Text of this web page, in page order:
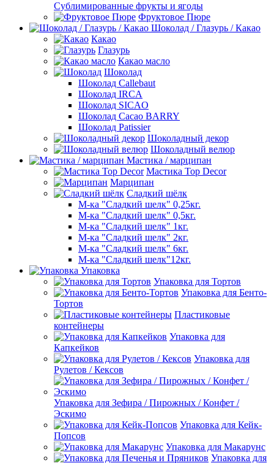
Сублимированные фрукты и ягоды
Фруктовое Пюре
Шоколад / Глазурь / Какао
Какао
Глазурь
Какао масло
Шоколад
Шоколад Callebaut
Шоколад IRCA
Шоколад SICAO
Шоколад Cacao BARRY
Шоколад Patissier
Шоколадный декор
Шоколадный велюр
Мастика / марципан
Мастика Top Decor
Марципан
Сладкий шёлк
М-ка "Сладкий шелк" 0,25кг.
М-ка "Сладкий шелк" 0,5кг.
М-ка "Сладкий шелк" 1кг.
М-ка "Сладкий шелк" 2кг.
М-ка "Сладкий шелк" 6кг.
М-ка "Сладкий шелк"12кг.
Упаковка
Упаковка для Тортов
Упаковка для Бенто-
Тортов
Пластиковые
контейнеры
Упаковка для
Капкейков
Упаковка для
Рулетов / Кексов
Упаковка для Зефира / Пирожных / Конфет /
Эскимо
Упаковка для Кейк-
Попсов
Упаковка для Макарунс
Упаковка для